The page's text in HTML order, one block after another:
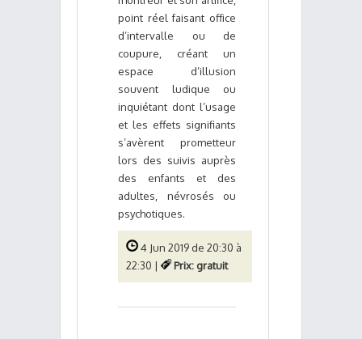
point réel faisant office
d’intervalle ou de
coupure, créant un
espace d’illusion
souvent ludique ou
inquiétant dont l’usage
et les effets signifiants
s’avèrent prometteur
lors des suivis auprès
des enfants et des
adultes, névrosés ou
psychotiques.
4 Jun 2019 de 20:30 à
22:30 |
Prix: gratuit